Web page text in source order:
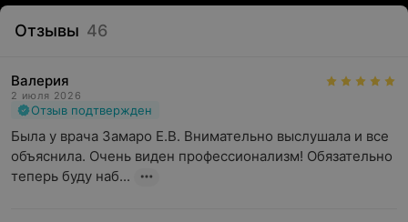
Отзывы 46
Валерия
2 июля 2026
Отзыв подтвержден
Была у врача Замаро Е.В. Внимательно выслушала и все
объяснила. Очень виден профессионализм! Обязательно
теперь буду наб...